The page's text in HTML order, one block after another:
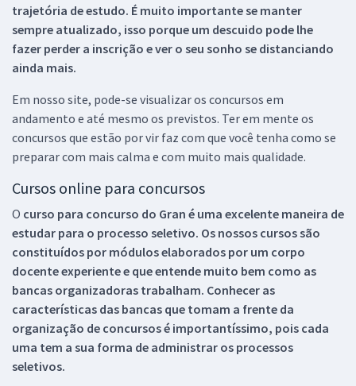
trajetória de estudo. É muito importante se manter
sempre atualizado, isso porque um descuido pode lhe
fazer perder a inscrição e ver o seu sonho se distanciando
ainda mais.
Em nosso site, pode-se visualizar os concursos em
andamento e até mesmo os previstos. Ter em mente os
concursos que estão por vir faz com que você tenha como se
preparar com mais calma e com muito mais qualidade.
Cursos online para concursos
O curso para concurso do Gran é uma excelente maneira de
estudar para o processo seletivo. Os nossos cursos são
constituídos por módulos elaborados por um corpo
docente experiente e que entende muito bem como as
bancas organizadoras trabalham. Conhecer as
características das bancas que tomam a frente da
organização de concursos é importantíssimo, pois cada
uma tem a sua forma de administrar os processos
seletivos.